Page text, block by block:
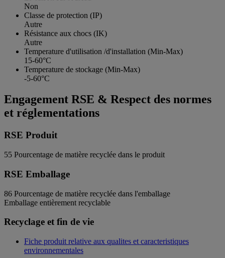
Non
Classe de protection (IP)
Autre
Résistance aux chocs (IK)
Autre
Temperature d'utilisation /d'installation (Min-Max)
15-60°C
Temperature de stockage (Min-Max)
-5-60°C
Engagement RSE & Respect des normes
et réglementations
RSE Produit
55 Pourcentage de matière recyclée dans le produit
RSE Emballage
86 Pourcentage de matière recyclée dans l'emballage
Emballage entièrement recyclable
Recyclage et fin de vie
Fiche produit relative aux qualites et caracteristiques
environnementales